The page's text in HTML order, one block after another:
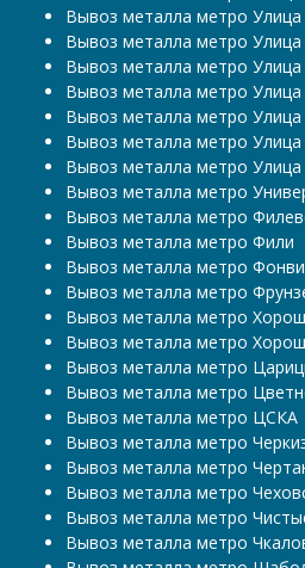
Вывоз металла метро
Вывоз металла метро Улица
Вывоз металла метро Улица
Вывоз металла метро
Вывоз металла метро
Вывоз металла метро Улица
Вывоз металла метро Улица
Вывоз металла метро
Вывоз металла метро
Вывоз металла метро Фили
Вывоз металла метро
Вывоз металла метро
Вывоз металла метро
Вывоз металла метро
Вывоз металла метро
Вывоз металла метро
Вывоз металла метро ЦСКА
Вывоз металла метро
Вывоз металла метро
Вывоз металла метро
Вывоз металла метро
Вывоз металла метро